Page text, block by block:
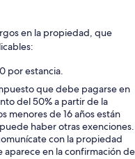
en la propiedad, que
por estancia.
que debe pagarse en
del 50% a partir de la
menores de 16 años están
haber otras exenciones.
con la propiedad
aparece en la confirmación de